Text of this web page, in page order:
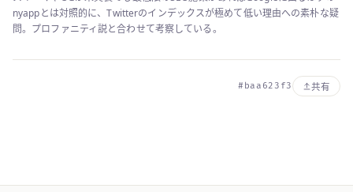
nyappとは対照的に、Twitterのインデックスが極めて低い理由への素朴な疑
問。プロファニティ説と合わせて考察している。
#baa623f3 共有